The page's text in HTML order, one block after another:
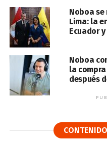
Noboa se
Lima: la
Ecuador
Noboa
la
después